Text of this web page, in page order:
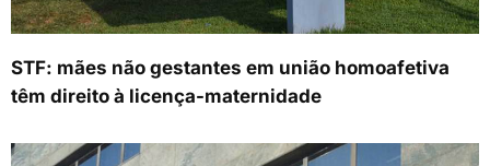
STF: mães não gestantes em união homoafetiva
têm direito à licença-maternidade